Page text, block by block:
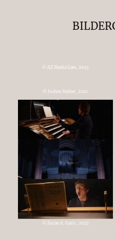
© AZ Media Gate, 2023
© Jochen Stüber, 2021
© Zoran A. Garic, 2022